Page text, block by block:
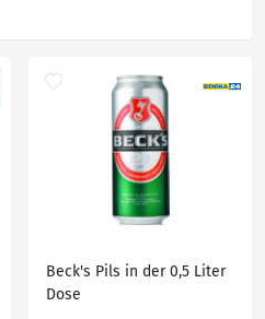
Beck's Pils in der 0,5 Liter
Dose